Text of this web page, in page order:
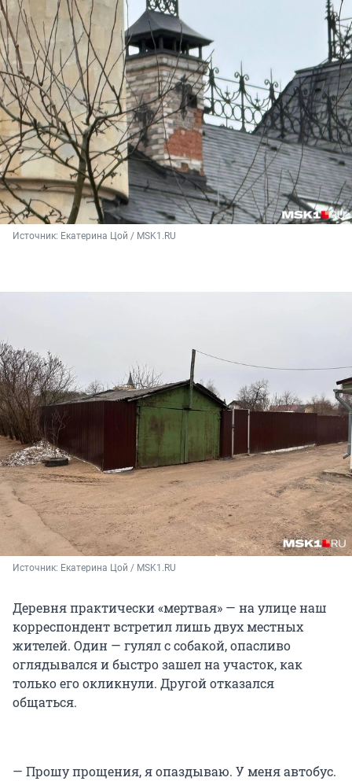
Источник: Екатерина Цой / MSK1.RU
Источник: Екатерина Цой / MSK1.RU
Деревня практически «мертвая» — на улице наш
корреспондент встретил лишь двух местных
жителей. Один — гулял с собакой, опасливо
оглядывался и быстро зашел на участок, как
только его окликнули. Другой отказался
общаться.
— Прошу прощения, я опаздываю. У меня автобус.